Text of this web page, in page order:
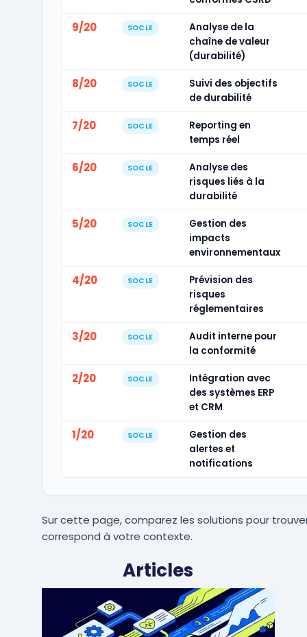
9/20 SOCLE
Analyse de la
chaîne de valeur
(durabilité)
8/20 SOCLE
Suivi des objectifs
de durabilité
7/20 SOCLE
Reporting en
temps réel
6/20 SOCLE
Analyse des
risques liés à la
durabilité
5/20 SOCLE
Gestion des
impacts
environnementaux
4/20 SOCLE
Prévision des
risques
réglementaires
3/20 SOCLE
Audit interne pour
la conformité
2/20 SOCLE
Intégration avec
des systèmes ERP
et CRM
1/20 SOCLE
Gestion des
alertes et
notifications
Sur cette page, comparez les solutions pour
correspond à votre contexte.
Articles